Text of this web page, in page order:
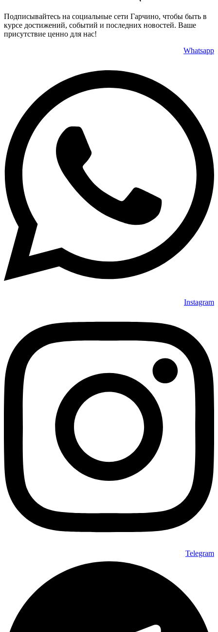
Подписывайтесь на социальные сети Гарчино, чтобы быть в
курсе достижений, событий и последних новостей. Ваше
присутствие ценно для нас!
Whatsapp
Instagram
Telegram